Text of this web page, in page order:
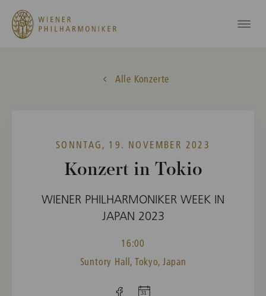
Alle Konzerte
SONNTAG, 19. NOVEMBER 2023
Konzert in Tokio
WIENER PHILHARMONIKER WEEK IN
JAPAN 2023
16:00
Suntory Hall, Tokyo, Japan